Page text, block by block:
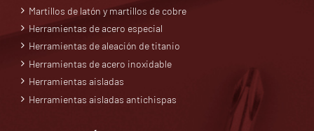
Martillos de latón y martillos de cobre
Herramientas de acero especial
Herramientas de aleación de titanio
Herramientas de acero inoxidable
Herramientas aisladas
Herramientas aisladas antichispas